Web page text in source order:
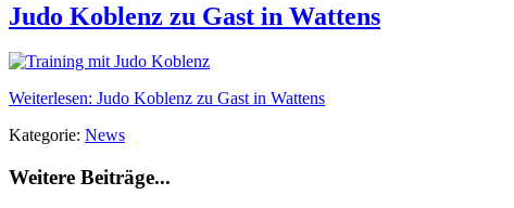
Judo Koblenz zu Gast in Wattens
Weiterlesen: Judo Koblenz zu Gast in Wattens
Kategorie: News
Weitere Beiträge...